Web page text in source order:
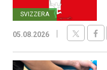
SVIZZERA
05.08.2026